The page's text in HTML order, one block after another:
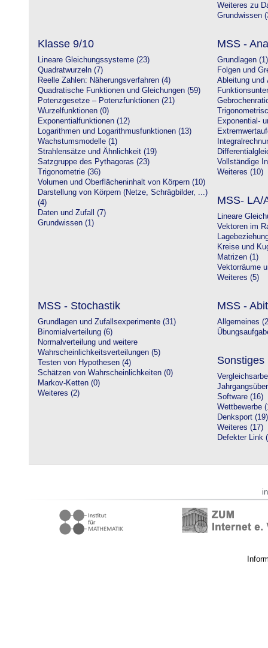
Weiteres zu
Grundwissen
Klasse 9/10
Lineare Gleichungssysteme (23)
Quadratwurzeln (7)
Reelle Zahlen: Näherungsverfahren (4)
Quadratische Funktionen und Gleichungen (59)
Potenzgesetze – Potenzfunktionen (21)
Wurzelfunktionen (0)
Exponentialfunktionen (12)
Logarithmen und Logarithmusfunktionen (13)
Wachstumsmodelle (1)
Strahlensätze und Ähnlichkeit (19)
Satzgruppe des Pythagoras (23)
Trigonometrie (36)
Volumen und Oberflächeninhalt von Körpern (10)
Darstellung von Körpern (Netze, Schrägbilder, ...)
(4)
Daten und Zufall (7)
Grundwissen (1)
MSS -
Grundlagen (1)
Folgen und
Ableitung und
Exponential-
Vollständige
Weiteres (10)
MSS- LA/
Lineare
Vektoren im
Kreise und
Matrizen (1)
Vektorräume
Weiteres (5)
MSS - Stochastik
Grundlagen und Zufallsexperimente (31)
Binomialverteilung (6)
Normalverteilung und weitere
Wahrscheinlichkeitsverteilungen (5)
Testen von Hypothesen (4)
Schätzen von Wahrscheinlichkeiten (0)
Markov-Ketten (0)
Weiteres (2)
MSS -
Allgemeines
Sonstiges
Software (16)
Wettbewerbe
Denksport (19)
Weiteres (17)
Defekter Link